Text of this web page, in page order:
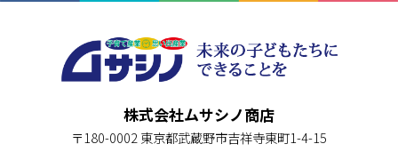
株式会社ムサシノ商店
〒180-0002 東京都武蔵野市吉祥寺東町1-4-15